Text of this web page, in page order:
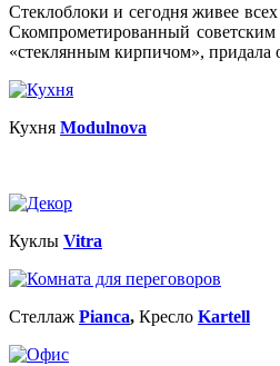
Стеклоблоки и сегодня живее
Скомпрометированный советским
«стеклянным кирпичом», придала
Кухня Modulnova
Куклы Vitra
Стеллаж Pianca, Кресло Kartell